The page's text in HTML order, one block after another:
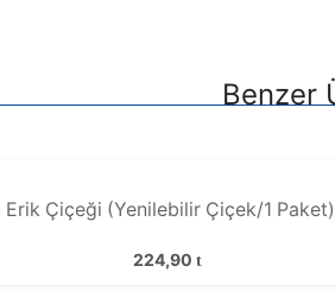
Benzer
Erik Çiçeği (Yenilebilir Çiçek/1 Paket)
224,90